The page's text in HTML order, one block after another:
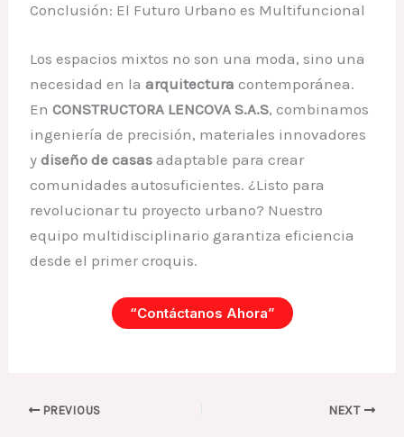
Conclusión: El Futuro Urbano es Multifuncional
Los espacios mixtos no son una moda, sino una
necesidad en laarquitectura contemporánea.
EnCONSTRUCTORA LENCOVA S.A.S, combinamos
ingeniería de precisión, materiales innovadores
ydiseño de casas adaptable para crear
comunidades autosuficientes. ¿Listo para
revolucionar tu proyecto urbano? Nuestro
equipo multidisciplinario garantiza eficiencia
desde el primer croquis.
“Contáctanos Ahora”
PREVIOUS NEXT